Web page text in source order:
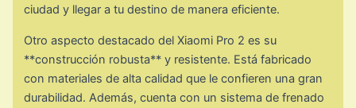
ciudad y llegar a tu destino de manera eficiente.
Otro aspecto destacado del Xiaomi Pro 2 es su
**construcción robusta** y resistente. Está fabricado
con materiales de alta calidad que le confieren una gran
durabilidad. Además, cuenta con un sistema de frenado